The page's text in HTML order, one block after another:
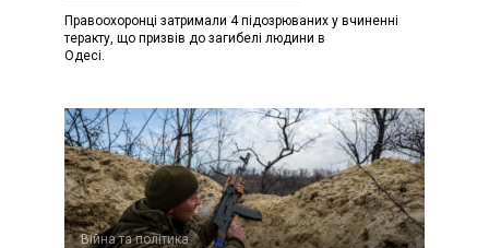
Правоохоронці затримали 4 підозрюваних у вчиненні
теракту, що призвів до загибелі людини в
Одесі.
Війна та політика